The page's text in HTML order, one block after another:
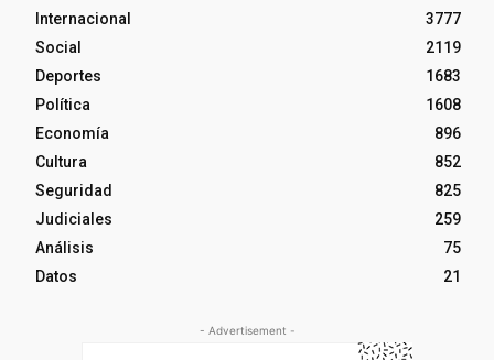
Internacional
3777
Social
2119
Deportes
1683
Política
1608
Economía
896
Cultura
852
Seguridad
825
Judiciales
259
Análisis
75
Datos
21
- Advertisement -